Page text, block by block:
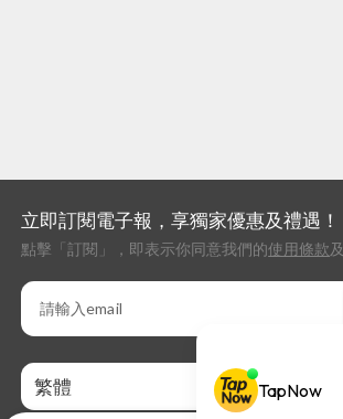
立即訂閱電子報，享獨家優惠及禮遇！
點擊「訂閱」，即表示你同意我們的使用條款及
繁體